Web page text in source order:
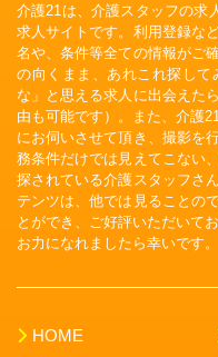
介護21は、介護スタッフの求
求人サイトです。利用登録な
名や、条件等全ての情報がご
の向くまま、あれこれ探し
な」と思える求人に出会えた
由も可能です）。また、介護
にお伺いさせて頂き、撮影を
務条件だけでは見えてこない
探されている介護スタッフさ
テンツは、他では見ることの
とができ、ご好評いただいて
お力になれましたら幸いです。
HOME